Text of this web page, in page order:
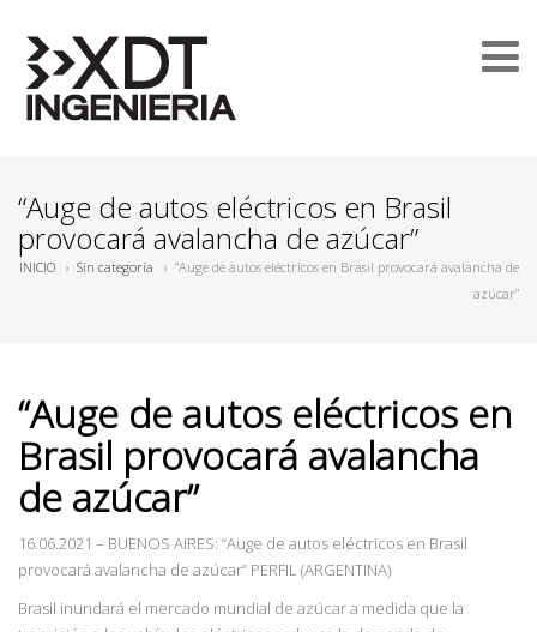
“Auge de autos eléctricos en Brasil
provocará avalancha de azúcar”
INICIO › Sin categoría › “Auge de autos eléctricos en Brasil provocará avalancha de
azúcar”
“Auge de autos eléctricos en
Brasil provocará avalancha
de azúcar”
16.06.2021 – BUENOS AIRES: “Auge de autos eléctricos en Brasil
provocará avalancha de azúcar” PERFIL (ARGENTINA)
Brasil inundará el mercado mundial de azúcar a medida que la